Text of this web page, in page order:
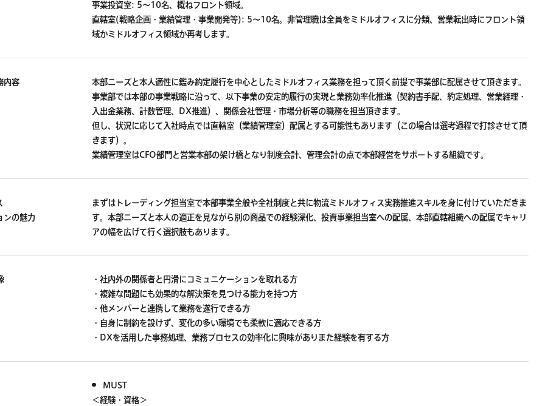
事業投資室: 5～10名、概ねフロント領域。
直轄室(戦略企画・業績管理・事業開発等): 5～10名。非管理職は全員をミドルオフィスに分類、営業転出時にフロント領
域かミドルオフィス領域か再考します。
内容
本部ニーズと本人適性に鑑み約定履行を中心としたミドルオフィス業務を担って頂く前提で事業部に配属させて頂きます。
事業部では本部の事業戦略に沿って、以下事業の安定的履行の実現と業務効率化推進（契約書手配、約定処理、営業経理・
入出金業務、計数管理、DX推進）、関係会社管理・市場分析等の職務を担当頂きます。
但し、状況に応じて入社時点では直轄室（業績管理室）配属とする可能性もあります（この場合は選考過程で打診させて頂
きます）。
業績管理室はCFO部門と営業本部の架け橋となり制度会計、管理会計の点で本部経営をサポートする組織です。
ンの魅力
まずはトレーディング担当室で本部事業全般や全社制度と共に物流ミドルオフィス実務推進スキルを身に付けていただきま
す。本部ニーズと本人の適正を見ながら別の商品での経験深化、投資事業担当室への配属、本部直轄組織への配属でキャリ
アの幅を広げて行く選択肢もあります。
・社内外の関係者と円滑にコミュニケーションを取れる方
・複雑な問題にも効果的な解決策を見つける能力を持つ方
・他メンバーと連携して業務を遂行できる方
・自身に制約を設けず、変化の多い環境でも柔軟に適応できる方
・DXを活用した事務処理、業務プロセスの効率化に興味がありまた経験を有する方
MUST
＜経験・資格＞